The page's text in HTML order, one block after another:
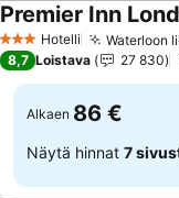
3 Tähtiluokitus
Hotelli Waterloon
Premier Inn
8,7 Loistava 27 830
Alkaen 86 €
Näytä hinnat 7